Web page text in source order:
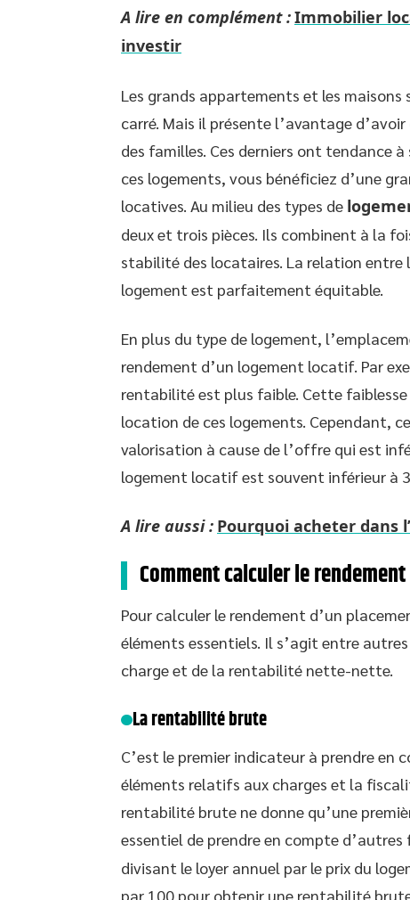
A lire en complément :Immobilier
investir
Les grands appartements et les
carré. Mais il présente l’avantage
des familles. Ces derniers ont tendance
ces logements, vous bénéficiez d’une
locatives. Au milieu des types de
deux et trois pièces. Ils combinent à la
stabilité des locataires. La relation
logement est parfaitement équitable.
En plus du type de logement,
rendement d’un logement locatif. Par
rentabilité est plus faible. Cette
location de ces logements. Cependant,
valorisation à cause de l’offre qui est
logement locatif est souvent inférieur à
A lire aussi : Pourquoi acheter dans
Comment calculer le
Pour calculer le rendement d’un
éléments essentiels. Il s’agit entre
charge et de la rentabilité nette-nette.
La rentabilité brute
C’est le premier indicateur à prendre en
éléments relatifs aux charges et la
rentabilité brute ne donne qu’une
essentiel de prendre en compte d’autres
divisant le loyer annuel par le prix du
par 100 pour obtenir une rentabilité